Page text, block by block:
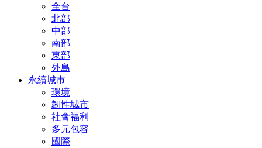
全台
北部
中部
南部
東部
外島
永續城市
環境
韌性城市
社會福利
多元包容
國際